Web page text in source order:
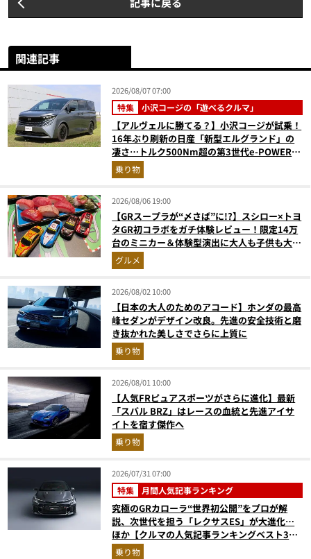
関連記事
2026/08/07 07:00
特集 小沢コージの「遊べるクルマ」
【アルヴェルに勝てる？】小沢コージが試乗！
16年ぶり刷新の日産「新型エルグランド」の
凄さ…トルク500Nm超の第3世代e-POWER＆
和の格調高きデザインを徹底チェック
乗り物
2026/08/06 19:00
【GRスープラが“〆さば”に!?】スシロー×トヨ
タGR初コラボをガチ体験レビュー！限定14万
台のミニカー＆体験型演出に大人も子供も大興
奮間違いなし
グルメ
2026/08/02 10:00
【日本の大人のためのアコード】ホンダの最高
峰セダンがデザイン改良。先進の安全技術と磨
き抜かれた美しさでさらに上質に
乗り物
2026/08/01 10:00
【人気FRピュアスポーツがさらに進化】最新
「スバル BRZ」はレースの血統と先進アイサ
イトを宿す傑作へ
乗り物
2026/07/31 07:00
特集 月間人気記事ランキング
究極のGRカローラ“世界初公開”をプロが解
説、次世代を担う「レクサスES」が大進化…
ほか【クルマの人気記事ランキングベスト3】
（2026年6月版）
乗り物